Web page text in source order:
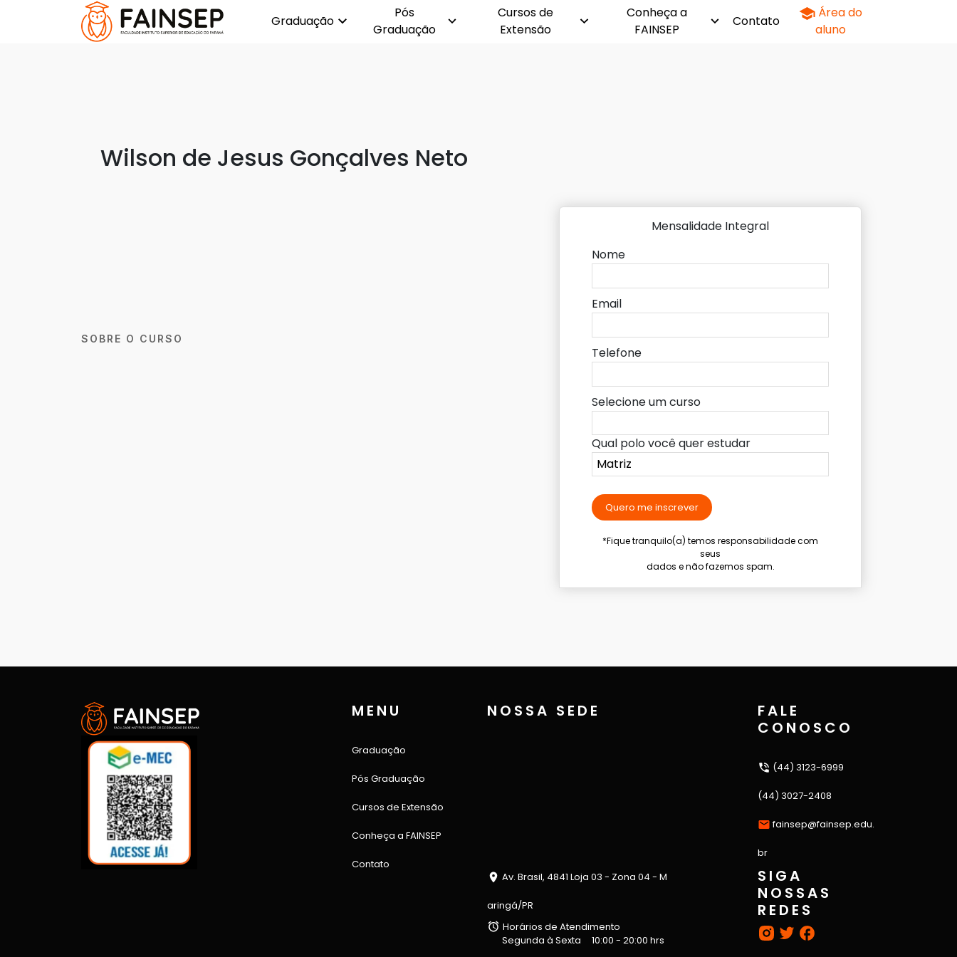
Graduação
Pós
Graduação
Cursos de
Extensão
Conheça a
FAINSEP
Contato
Área do
aluno
Wilson de Jesus Gonçalves Neto
SOBRE O CURSO
Mensalidade Integral
Nome
Email
Telefone
Selecione um curso
Qual polo você quer estudar
Quero me inscrever
*Fique tranquilo(a) temos responsabilidade com
seus
dados e não fazemos spam.
MENU
Graduação
Pós Graduação
Cursos de Extensão
Conheça a FAINSEP
Contato
NOSSA SEDE
Av. Brasil, 4841 Loja 03 - Zona 04 - M
aringá/PR
Horários de Atendimento
Segunda à Sexta
10:00 - 20:00 hrs
FALE
CONOSCO
(44) 3123-6999
(44) 3027-2408
fainsep@fainsep.edu.
br
SIGA
NOSSAS
REDES